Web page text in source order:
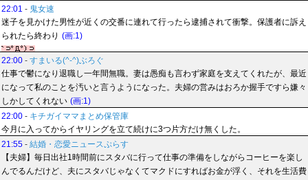
22:01 - 鬼女速
迷子を見かけた男性が近くの交番に連れて行ったら逮捕されて衝撃。保護者に訴え
られたら終わり (画:1)
22:00 - すまいる(^-^)ぶろぐ
仕事で鬱になり退職し一年間無職。妻は愚痴も言わず家庭を支えてくれたが、最近
になって私のことを汚いと言うようになった。夫婦の営みはおろか握手ですら嫌々
しかしてくれない (画:1)
22:00 - キチガイママまとめ保管庫
今月に入ってからイヤリングを立て続けに3つ片方だけ無くした。
21:55 - 結婚・恋愛ニュースぷらす
【夫婦】毎日出社1時間前にスタバに行って仕事の準備をしながらコーヒーを楽し
んでるんだけど、夫にスタバじゃなくてマクドにすればお金が浮く、それを生活費